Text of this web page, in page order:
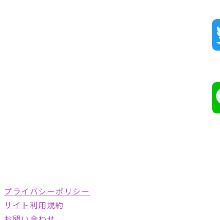
プライバシーポリシー
サイト利用規約